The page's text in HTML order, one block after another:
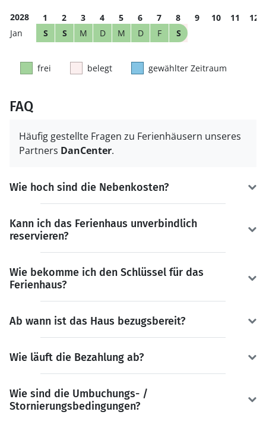
2028 1 2 3 4 5 6 7 8 9 10 11
12
S
S M D M D F S
frei belegt gewählter Zeitraum
FAQ
Häufig gestellte Fragen zu Ferienhäusern unseres
Partners DanCenter.
Wie hoch sind die Nebenkosten?
Kann ich das Ferienhaus unverbindlich
reservieren?
Wie bekomme ich den Schlüssel für das
Ferienhaus?
Ab wann ist das Haus bezugsbereit?
Wie läuft die Bezahlung ab?
Wie sind die Umbuchungs- /
Stornierungsbedingungen?